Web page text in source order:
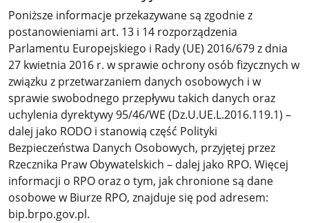
Poniższe informacje przekazywane są zgodnie z
postanowieniami art. 13 i 14 rozporządzenia
Parlamentu Europejskiego i Rady (UE) 2016/679 z dnia
27 kwietnia 2016 r. w sprawie ochrony osób fizycznych w
związku z przetwarzaniem danych osobowych i w
sprawie swobodnego przepływu takich danych oraz
uchylenia dyrektywy 95/46/WE (Dz.U.UE.L.2016.119.1) –
dalej jako RODO i stanowią część Polityki
Bezpieczeństwa Danych Osobowych, przyjętej przez
Rzecznika Praw Obywatelskich – dalej jako RPO. Więcej
informacji o RPO oraz o tym, jak chronione są dane
osobowe w Biurze RPO, znajduje się pod adresem:
bip.brpo.gov.pl.